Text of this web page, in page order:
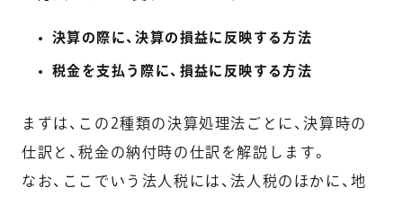
決算の際に、決算の損益に反映する方法
税金を支払う際に、損益に反映する方法
まずは、この2種類の決算処理法ごとに、決算時の
仕訳と、税金の納付時の仕訳を解説します。
なお、ここでいう法人税には、法人税のほかに、地